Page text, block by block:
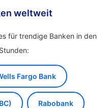
weltweit
für trendige Banken in den
Fargo Bank
Rabobank